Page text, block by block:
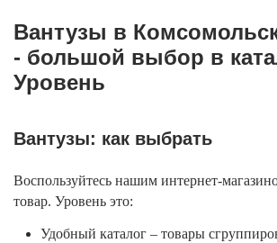
Вантузы в
- большой выбор в
Уровень
Вантузы: как выбрать
Воспользуйтесь нашим интернет-
товар. Уровень это:
Удобный каталог – товары